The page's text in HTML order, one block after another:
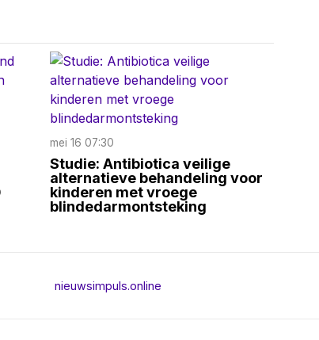
mei 16 07:30
Studie: Antibiotica veilige
alternatieve behandeling voor
kinderen met vroege
blindedarmontsteking
nieuwsimpuls.online